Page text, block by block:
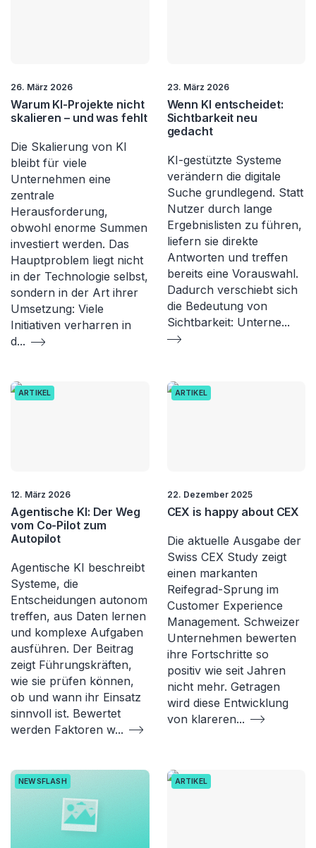
26. März 2026
Warum KI-Projekte nicht
skalieren – und was fehlt
Die Skalierung von KI
bleibt für viele
Unternehmen eine
zentrale
Herausforderung,
obwohl enorme Summen
investiert werden. Das
Hauptproblem liegt nicht
in der Technologie selbst,
sondern in der Art ihrer
Umsetzung: Viele
Initiativen verharren in
d...
23. März 2026
Wenn KI entscheidet:
Sichtbarkeit neu
gedacht
KI-gestützte Systeme
verändern die digitale
Suche grundlegend. Statt
Nutzer durch lange
Ergebnislisten zu führen,
liefern sie direkte
Antworten und treffen
bereits eine Vorauswahl.
Dadurch verschiebt sich
die Bedeutung von
Sichtbarkeit: Unterne...
ARTIKEL
12. März 2026
Agentische KI: Der Weg
vom Co-Pilot zum
Autopilot
Agentische KI beschreibt
Systeme, die
Entscheidungen autonom
treffen, aus Daten lernen
und komplexe Aufgaben
ausführen. Der Beitrag
zeigt Führungskräften,
wie sie prüfen können,
ob und wann ihr Einsatz
sinnvoll ist. Bewertet
werden Faktoren w...
ARTIKEL
22. Dezember 2025
CEX is happy about CEX
Die aktuelle Ausgabe der
Swiss CEX Study zeigt
einen markanten
Reifegrad-Sprung im
Customer Experience
Management. Schweizer
Unternehmen bewerten
ihre Fortschritte so
positiv wie seit Jahren
nicht mehr. Getragen
wird diese Entwicklung
von klareren...
NEWSFLASH ARTIKEL